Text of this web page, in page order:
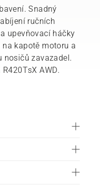
Snadný
ručních
upevňovací háčky
kapotě motoru a
nosičů zavazadel.
AWD.